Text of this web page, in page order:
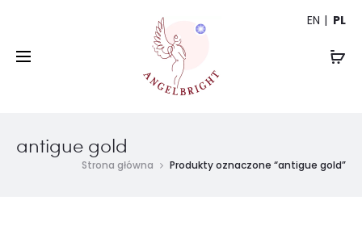
EN PL
antigue gold
Strona główna Produkty oznaczone “antigue gold”